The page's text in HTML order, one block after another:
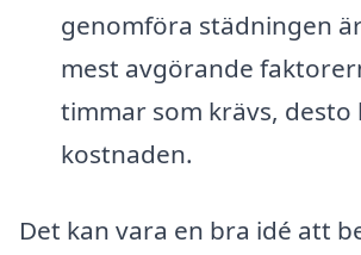
genomföra städningen
mest avgörande
timmar som krävs,
kostnaden.
Det kan vara en bra idé att